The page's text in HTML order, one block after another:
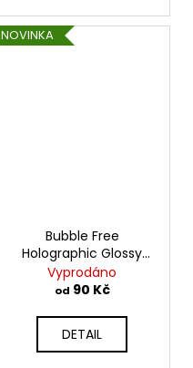
NOVINKA
Bubble Free
Holographic Glossy
Rainbow - Rose Gold
Samolepící vinylová
Vyprodáno
od 90 Kč
DETAIL